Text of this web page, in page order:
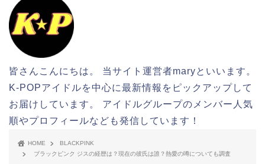
皆さんこんにちは。 当サイト運営者maryといいます。
K-POPアイドルを中心に最新情報をピックアップして
お届けしています。 アイドルグループのメンバー人気
順やプロフィールなども発信しています！
HOME
BLACKPINK
ブラックピンク ジスの経歴は？現在の彼氏は誰？熱愛の噂についても調査